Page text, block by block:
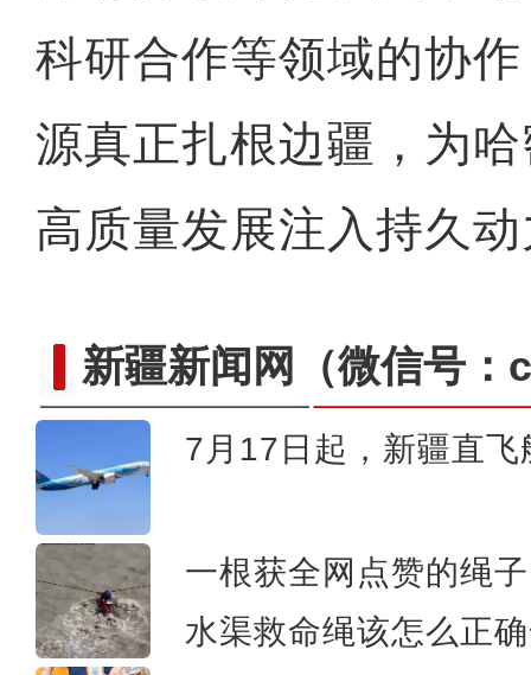
科研合作等领域的协
源真正扎根边疆，为
高质量发展注入持久
新疆新闻网 （微信号
7月17日起，新疆直飞
一根获全网点赞的绳
水渠救命绳该怎么正